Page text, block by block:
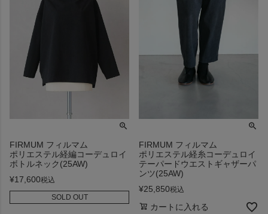
FIRMUM フィルマム
ポリエステル経編コーデュロイ
ボトルネック(25AW)
¥17,600税込
SOLD OUT
FIRMUM フィルマム
ポリエステル経糸コーデュロイ
テーパードウエストギャザーパ
ンツ(25AW)
¥25,850税込
カートに入れる